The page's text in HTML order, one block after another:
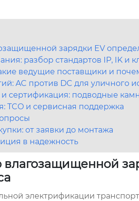
зарядки EV
разбор стандартов IP, IK и
ведущие поставщики и
AC против DC для уличного
сертификация: подводные
TCO и сервисная поддержка
от заявки до монтажа
в надежность
электрификации